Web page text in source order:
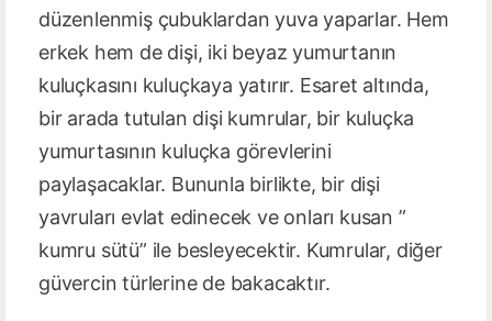
düzenlenmiş çubuklardan yuva yaparlar. Hem
erkek hem de dişi, iki beyaz yumurtanın
kuluçkasını kuluçkaya yatırır. Esaret altında,
bir arada tutulan dişi kumrular, bir kuluçka
yumurtasının kuluçka görevlerini
paylaşacaklar. Bununla birlikte, bir dişi
yavruları evlat edinecek ve onları kusan ”
kumru sütü” ile besleyecektir. Kumrular, diğer
güvercin türlerine de bakacaktır.